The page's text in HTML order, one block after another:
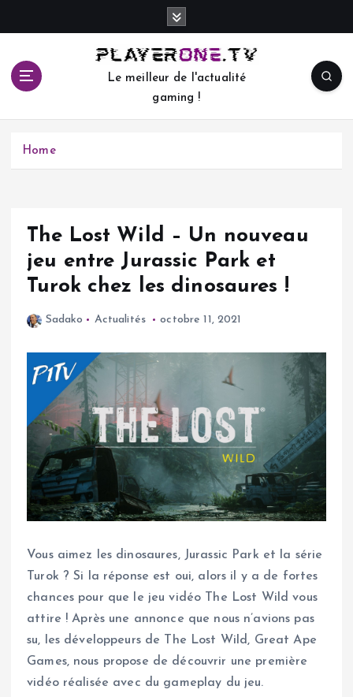
c
Le meilleur de l'actualité
gaming !
Home
The Lost Wild – Un nouveau
jeu entre Jurassic Park et
Turok chez les dinosaures !
Sadako Actualités octobre 11, 2021
Vous aimez les dinosaures, Jurassic Park et la série
Turok ? Si la réponse est oui, alors il y a de fortes
chances pour que le jeu vidéo The Lost Wild vous
attire ! Après une annonce que nous n’avions pas
su, les développeurs de The Lost Wild, Great Ape
Games, nous propose de découvrir une première
vidéo réalisée avec du gameplay du jeu.